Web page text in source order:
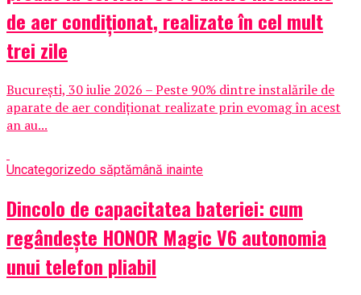
de aer condiționat, realizate în cel mult
trei zile
București, 30 iulie 2026 – Peste 90% dintre instalările de
aparate de aer condiționat realizate prin evomag în acest
an au...
Uncategorizedo săptămână inainte
Dincolo de capacitatea bateriei: cum
regândește HONOR Magic V6 autonomia
unui telefon pliabil